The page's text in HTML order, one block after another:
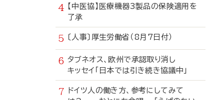
【中医協】医療機器3製品の保険適用を
了承
〔人事〕厚生労働省（8月7日付）
タブネオス、欧州で承認取り消し
キッセイ「日本では引き続き協議中」
ドイツ人の働き方、参考にしてみて